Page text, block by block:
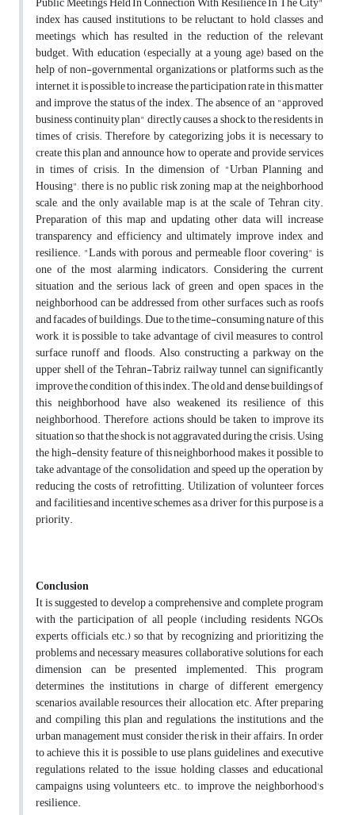
index has caused institutions to be reluctant to hold classes and
meetings, which has resulted in the reduction of the relevant
budget. With education (especially at a young age) based on the
help of non-governmental organizations or platforms such as the
internet, it is possible to increase the participation rate in this matter
and improve the status of the index. The absence of an "approved
business continuity plan" directly causes a shock to the residents in
times of crisis. Therefore, by categorizing jobs, it is necessary to
create this plan and announce how to operate and provide services
in times of crisis. In the dimension of "Urban Planning and
Housing", there is no public risk zoning map at the neighborhood
scale, and the only available map is at the scale of Tehran city.
Preparation of this map and updating other data will increase
transparency and efficiency and ultimately improve index and
resilience. "Lands with porous and permeable floor covering" is
one of the most alarming indicators. Considering the current
situation and the serious lack of green and open spaces in the
neighborhood can be addressed from other surfaces such as roofs
and facades of buildings. Due to the time-consuming nature of this
work, it is possible to take advantage of civil measures to control
surface runoff and floods. Also, constructing a parkway on the
upper shell of the Tehran-Tabriz railway tunnel can significantly
improve the condition of this index. The old and dense buildings of
this neighborhood have also weakened its resilience of this
neighborhood. Therefore, actions should be taken to improve its
situation so that the shock is not aggravated during the crisis. Using
the high-density feature of this neighborhood makes it possible to
take advantage of the consolidation and speed up the operation by
reducing the costs of retrofitting. Utilization of volunteer forces
and facilities and incentive schemes as a driver for this purpose is a
priority.
Conclusion
It is suggested to develop a comprehensive and complete program
with the participation of all people (including residents, NGOs,
experts, officials, etc.) so that by recognizing and prioritizing the
problems and necessary measures, collaborative solutions for each
dimension can be presented implemented. This program
determines the institutions in charge of different emergency
scenarios, available resources, their allocation, etc. After preparing
and compiling this plan and regulations, the institutions and the
urban management must consider the risk in their affairs. In order
to achieve this, it is possible to use plans, guidelines, and executive
regulations related to the issue, holding classes and educational
campaigns using volunteers, etc., to improve the neighborhood's
resilience.